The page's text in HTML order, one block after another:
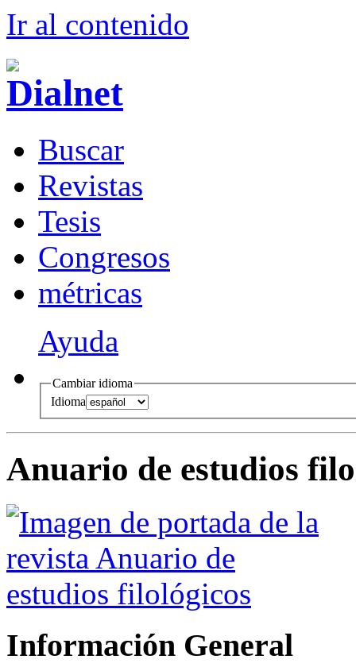
Ir al contenido
Buscar
Revistas
Tesis
Congresos
métricas
Ayuda
Cambiar idioma
Idioma
Anuario de estudios
Información General